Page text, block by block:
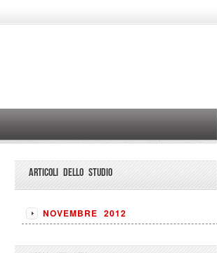
ARTICOLI DELLO STUDIO
NOVEMBRE 2012